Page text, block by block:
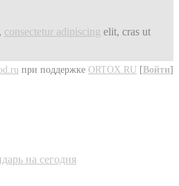
consectetur adipiscing elit, cras ut
при поддержке ORTOX.RU [Войти]
на сегодня